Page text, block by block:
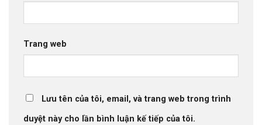
Trang web
Lưu tên của tôi, email, và trang web trong trình
duyệt này cho lần bình luận kế tiếp của tôi.